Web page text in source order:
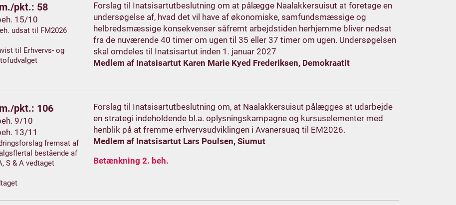
pkt.: 58
15/10
udsat til FM2026
til Erhvervs- og
Forslag til Inatsisartutbeslutning om at pålægge Naalakkersuisut at foretage en
undersøgelse af, hvad det vil have af økonomiske, samfundsmæssige og
helbredsmæssige konsekvenser såfremt arbejdstiden herhjemme bliver nedsat
fra de nuværende 40 timer om ugen til 35 eller 37 timer om ugen. Undersøgelsen
skal omdeles til Inatsisartut inden 1. januar 2027
Medlem af Inatsisartut Karen Marie Kyed Frederiksen, Demokraatit
pkt.: 106
9/10
13/11
fremsat af
bestående af
S & A vedtaget
Forslag til Inatsisartutbeslutning om, at Naalakkersuisut pålægges at udarbejde
en strategi indeholdende bl.a. oplysningskampagne og kursuselementer med
henblik på at fremme erhvervsudviklingen i Avanersuaq til EM2026.
Medlem af Inatsisartut Lars Poulsen, Siumut
Betænkning 2. beh.